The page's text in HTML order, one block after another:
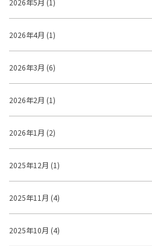
2026年5月 (1)
2026年4月 (1)
2026年3月 (6)
2026年2月 (1)
2026年1月 (2)
2025年12月 (1)
2025年11月 (4)
2025年10月 (4)